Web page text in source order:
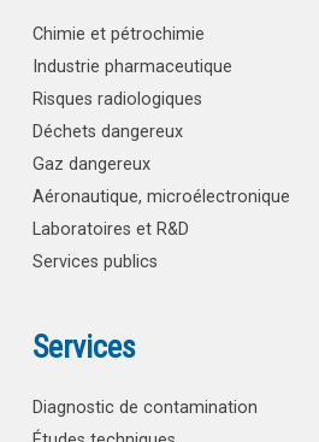
Chimie et pétrochimie
Industrie pharmaceutique
Risques radiologiques
Déchets dangereux
Gaz dangereux
Aéronautique, microélectronique
Laboratoires et R&D
Services publics
Services
Diagnostic de contamination